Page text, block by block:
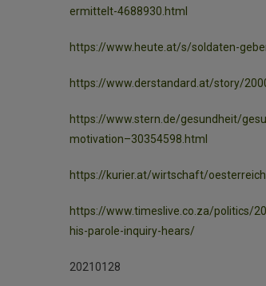
ermittelt-4688930.html
https://www.heute.at/s/soldaten-
https://www.derstandard.at/story/
https://www.stern.de/gesundheit/
motivation–30354598.html
https://kurier.at/wirtschaft/
https://www.timeslive.co.za/politics/
his-parole-inquiry-hears/
20210128